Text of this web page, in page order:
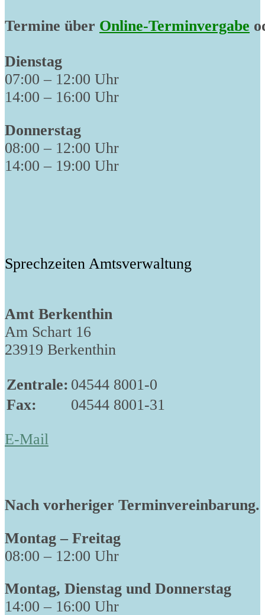
Termine über Online-Terminvergabe
Dienstag
07:00 – 12:00 Uhr
14:00 – 16:00 Uhr
Donnerstag
08:00 – 12:00 Uhr
14:00 – 19:00 Uhr
Sprechzeiten Amtsverwaltung
Amt Berkenthin
Am Schart 16
23919 Berkenthin
Zentrale: 04544 8001-0
Fax:
04544 8001-31
E-Mail
Nach vorheriger Terminvereinbarung.
Montag – Freitag
08:00 – 12:00 Uhr
Montag, Dienstag und Donnerstag
14:00 – 16:00 Uhr